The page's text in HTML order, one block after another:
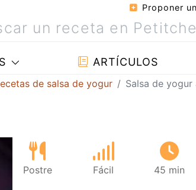
Proponer
ARTÍCULOS
de salsa de yogur Salsa de yogur
Postre Fácil 45 min